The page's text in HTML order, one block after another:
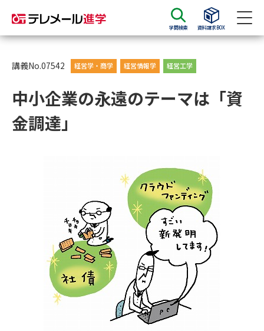
学問検索 資料請求BOX
資料請求 資料検索
大学・短大の資料種類から請求
大学入学共通テスト利用選抜の
募集要項＆願書
大学・短大以外の資料から請求
専門学校の資料請求 大学院の資料請求
留学・進学関連、塾・予備校
大学入学共通テスト「受験案
内」の請求
大学入学共通テスト「受験上の
講義No.07542 経営学・商学 経営情報学 経営工学
中小企業の永遠のテーマは「資
金調達」